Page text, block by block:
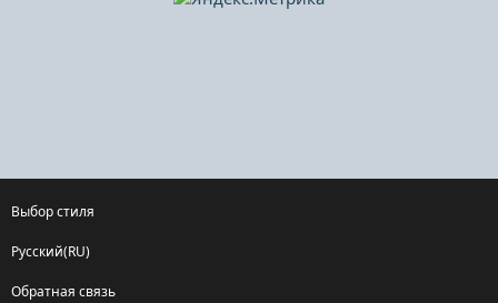
Выбор стиля
Русский(RU)
Обратная связь